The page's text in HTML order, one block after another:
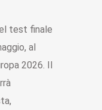
test finale
al
2026. Il